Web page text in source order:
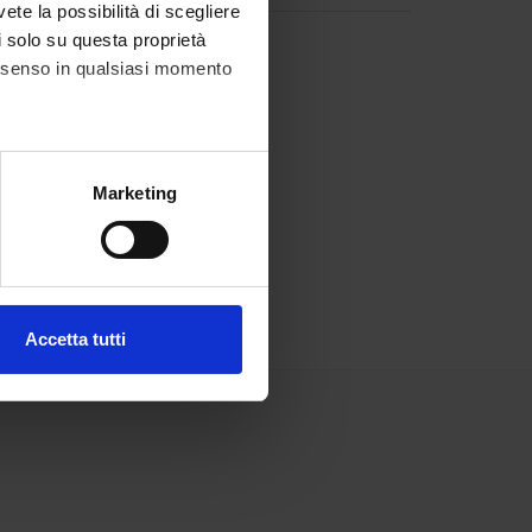
la possibilità di scegliere
su questa proprietà
in qualsiasi momento
metro,Marketing
Accetta tutti